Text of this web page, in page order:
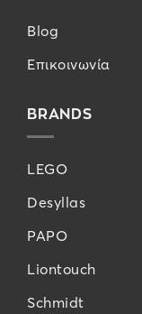
Blog
Επικοινωνία
BRANDS
LEGO
Desyllas
PAPO
Liontouch
Schmidt